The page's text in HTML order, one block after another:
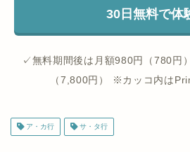
30日無料で体
✓無料期間後は月額980円（780円
（7,800円） ※カッコ内は
ア・カ行 サ・タ行